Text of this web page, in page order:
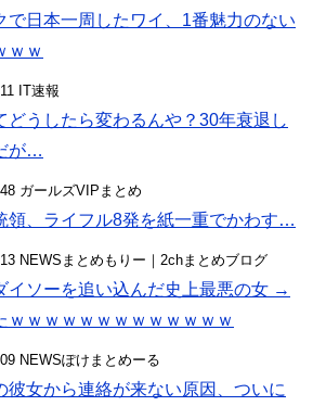
で日本一周したワイ、1番魅力のない
ｗｗ
IT速報
どうしたら変わるんや？30年衰退し
が…
ガールズVIPまとめ
領、ライフル8発を紙一重でかわす…
NEWSまとめもりー｜2chまとめブログ
イソーを追い込んだ史上最悪の女 →
ｗｗｗｗｗｗｗｗｗｗｗｗｗ
NEWSぽけまとめーる
彼女から連絡が来ない原因、ついに